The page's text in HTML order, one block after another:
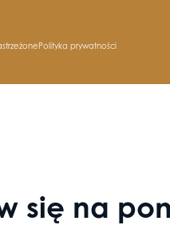
Polityka prywatności
się na